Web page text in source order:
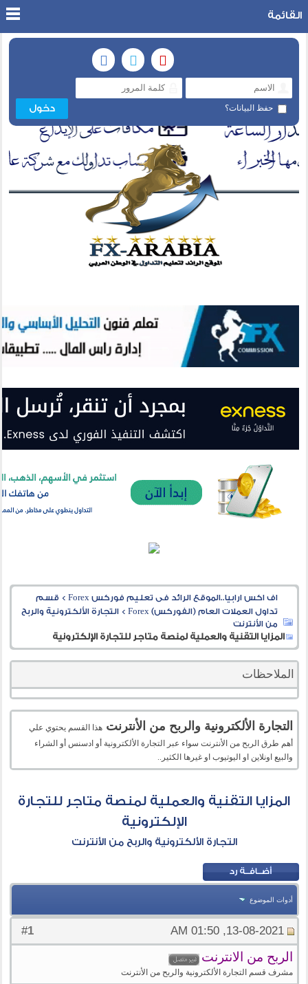
حفظ البيانات؟
القائمة
اف اكس ارابيا..الموقع الرائد فى تعليم فوركس Forex > قسم
تداول العملات العام (الفوركس) Forex
>التجارة الألكترونية والربح
من الأنترنت
المزايا التقنية والعملية لمنصة متاجر للتجارة الإلكترونية
الملاحظات
التجارة الألكترونية والربح من الأنترنت هذا القسم يحتوي علي
أهم طرق الربح من الأنترنت سواء عبر التجارة الألكترونية أو ادسنس أو الشراء
والبيع اونلاين او اليوتيوب او غيرها الكثير..
المزايا التقنية والعملية لمنصة متاجر للتجارة
الإلكترونية
التجارة الألكترونية والربح من الأنترنت
أدوات الموضوع
#
1 13-08-2021, 01:50 AM
الربح من الانترنت
مشرف قسم التجارة الألكترونية والربح من الأنترنت